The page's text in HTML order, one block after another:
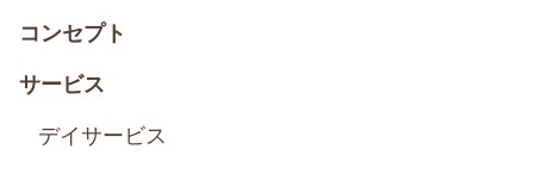
コンセプト
サービス
デイサービス